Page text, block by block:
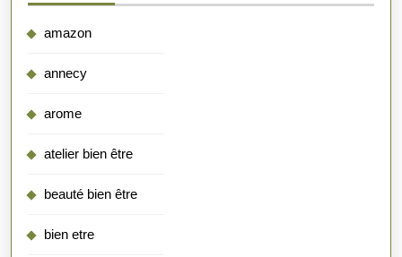
amazon
annecy
arome
atelier bien être
beauté bien être
bien etre